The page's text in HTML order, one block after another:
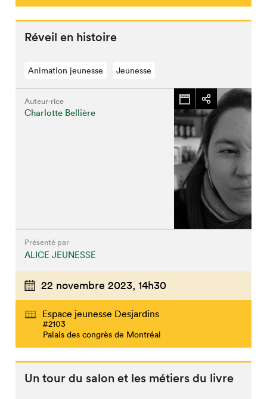
Réveil en histoire
Animation jeunesse Jeunesse
Auteur·rice
Charlotte Bellière
Présenté par
ALICE JEUNESSE
22 novembre 2023, 14h30
Espace jeunesse Desjardins
#2103
Palais des congrès de Montréal
Un tour du salon et les métiers du livre